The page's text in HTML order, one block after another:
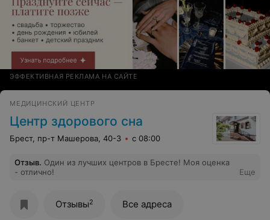
ЭФФЕКТИВНАЯ РЕКЛАМА НА САЙТЕ
МЕДИЦИНСКИЙ ЦЕНТР
Центр здорового сна
Брест, пр-т Машерова, 40-3 с 08:00
Отзыв. Один из лучших центров в Бресте! Моя оценка
- отлично!
Еще
Отзывы2 Все адреса